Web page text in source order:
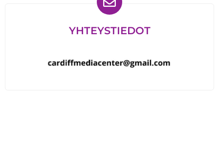
YHTEYSTIEDOT